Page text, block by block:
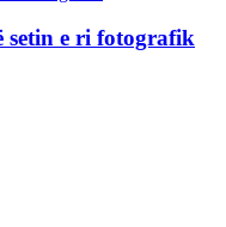
setin e ri fotografik